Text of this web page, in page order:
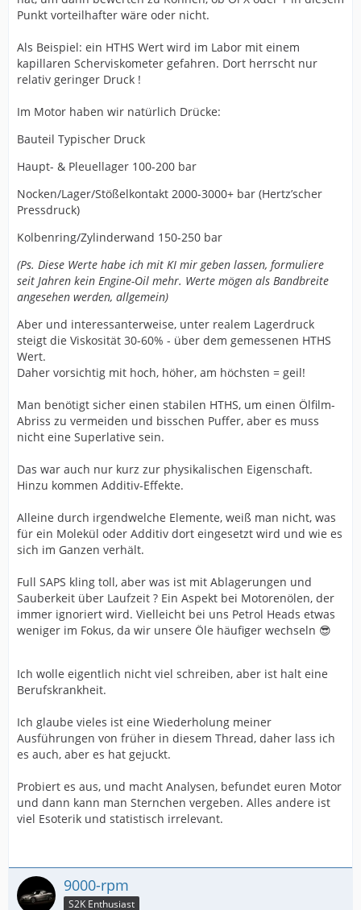
Punkt vorteilhafter wäre oder nicht.
Als Beispiel: ein HTHS Wert wird im Labor mit einem
kapillaren Scherviskometer gefahren. Dort herrscht nur
relativ geringer Druck !
Im Motor haben wir natürlich Drücke:
Bauteil Typischer Druck
Haupt- & Pleuellager 100-200 bar
Nocken/Lager/Stößelkontakt 2000-3000+ bar (Hertz’scher
Pressdruck)
Kolbenring/Zylinderwand 150-250 bar
(Ps. Diese Werte habe ich mit KI mir geben lassen, formuliere
seit Jahren kein Engine-Oil mehr. Werte mögen als Bandbreite
angesehen werden, allgemein)
Aber und interessanterweise, unter realem Lagerdruck
steigt die Viskosität 30-60% - über dem gemessenen HTHS
Wert.
Daher vorsichtig mit hoch, höher, am höchsten = geil!
Man benötigt sicher einen stabilen HTHS, um einen Ölfilm-
Abriss zu vermeiden und bisschen Puffer, aber es muss
nicht eine Superlative sein.
Das war auch nur kurz zur physikalischen Eigenschaft.
Hinzu kommen Additiv-Effekte.
Alleine durch irgendwelche Elemente, weiß man nicht, was
für ein Molekül oder Additiv dort eingesetzt wird und wie es
sich im Ganzen verhält.
Full SAPS kling toll, aber was ist mit Ablagerungen und
Sauberkeit über Laufzeit ? Ein Aspekt bei Motorenölen, der
immer ignoriert wird. Vielleicht bei uns Petrol Heads etwas
weniger im Fokus, da wir unsere Öle häufiger wechseln 😎
Ich wolle eigentlich nicht viel schreiben, aber ist halt eine
Berufskrankheit.
Ich glaube vieles ist eine Wiederholung meiner
Ausführungen von früher in diesem Thread, daher lass ich
es auch, aber es hat gejuckt.
Probiert es aus, und macht Analysen, befundet euren Motor
und dann kann man Sternchen vergeben. Alles andere ist
viel Esoterik und statistisch irrelevant.
9000-rpm
S2K Enthusiast